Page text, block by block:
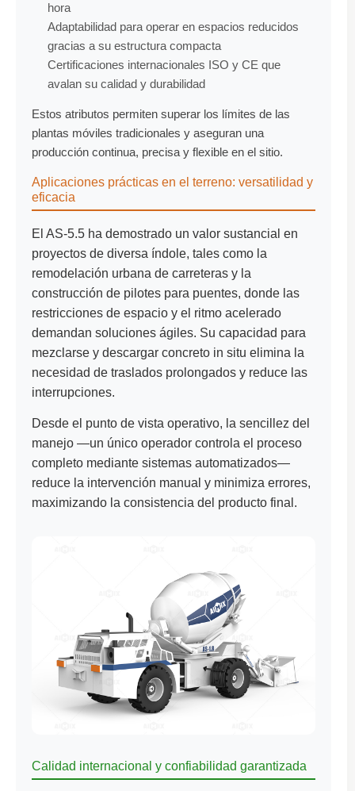
hora
Adaptabilidad para operar en espacios reducidos
gracias a su estructura compacta
Certificaciones internacionales ISO y CE que
avalan su calidad y durabilidad
Estos atributos permiten superar los límites de las
plantas móviles tradicionales y aseguran una
producción continua, precisa y flexible en el sitio.
Aplicaciones prácticas en el terreno: versatilidad y
eficacia
El AS-5.5 ha demostrado un valor sustancial en
proyectos de diversa índole, tales como la
remodelación urbana de carreteras y la
construcción de pilotes para puentes, donde las
restricciones de espacio y el ritmo acelerado
demandan soluciones ágiles. Su capacidad para
mezclarse y descargar concreto in situ elimina la
necesidad de traslados prolongados y reduce las
interrupciones.
Desde el punto de vista operativo, la sencillez del
manejo —un único operador controla el proceso
completo mediante sistemas automatizados—
reduce la intervención manual y minimiza errores,
maximizando la consistencia del producto final.
Calidad internacional y confiabilidad garantizada